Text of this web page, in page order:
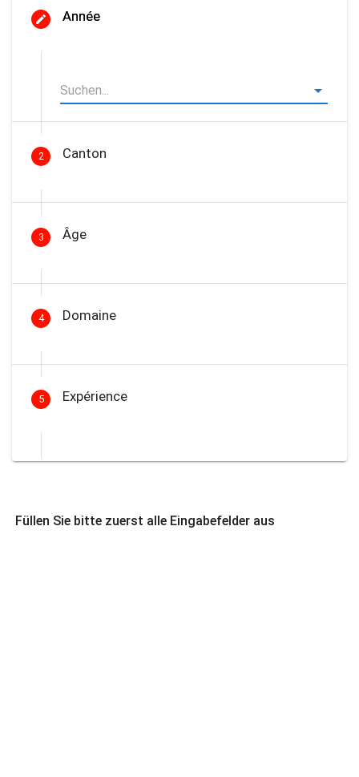
Année
2 Canton
3 Âge
4 Domaine
5 Expérience
Füllen Sie bitte zuerst alle Eingabefelder aus